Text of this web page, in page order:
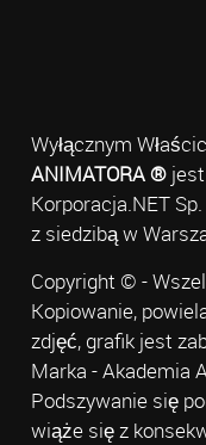
Wyłącznym
ANIMATORA ®jest
Korporacja.NET Sp.
z siedzibą w
Copyright © -
Kopiowanie,
zdjęć, grafik jest
Marka - Akademia
Podszywanie się
wiąże się z